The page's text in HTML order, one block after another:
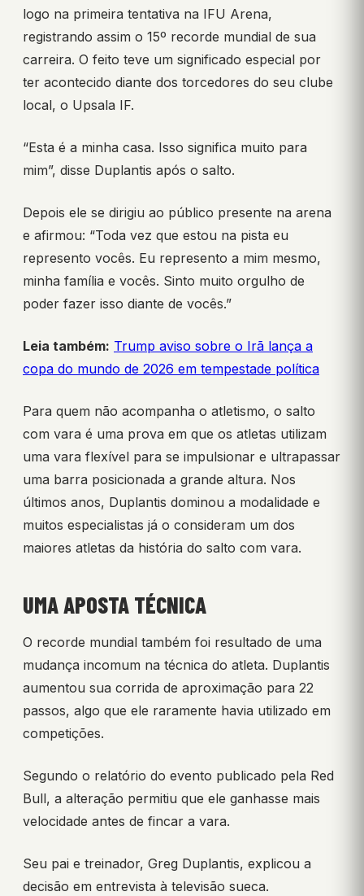
logo na primeira tentativa na IFU Arena,
registrando assim o 15º recorde mundial de sua
carreira. O feito teve um significado especial por
ter acontecido diante dos torcedores do seu clube
local, o Upsala IF.
“Esta é a minha casa. Isso significa muito para
mim”, disse Duplantis após o salto.
Depois ele se dirigiu ao público presente na arena
e afirmou: “Toda vez que estou na pista eu
represento vocês. Eu represento a mim mesmo,
minha família e vocês. Sinto muito orgulho de
poder fazer isso diante de vocês.”
Leia também: Trump aviso sobre o Irã lança a
copa do mundo de 2026 em tempestade política
Para quem não acompanha o atletismo, o salto
com vara é uma prova em que os atletas utilizam
uma vara flexível para se impulsionar e ultrapassar
uma barra posicionada a grande altura. Nos
últimos anos, Duplantis dominou a modalidade e
muitos especialistas já o consideram um dos
maiores atletas da história do salto com vara.
UMA APOSTA TÉCNICA
O recorde mundial também foi resultado de uma
mudança incomum na técnica do atleta. Duplantis
aumentou sua corrida de aproximação para 22
passos, algo que ele raramente havia utilizado em
competições.
Segundo o relatório do evento publicado pela Red
Bull, a alteração permitiu que ele ganhasse mais
velocidade antes de fincar a vara.
Seu pai e treinador, Greg Duplantis, explicou a
decisão em entrevista à televisão sueca.